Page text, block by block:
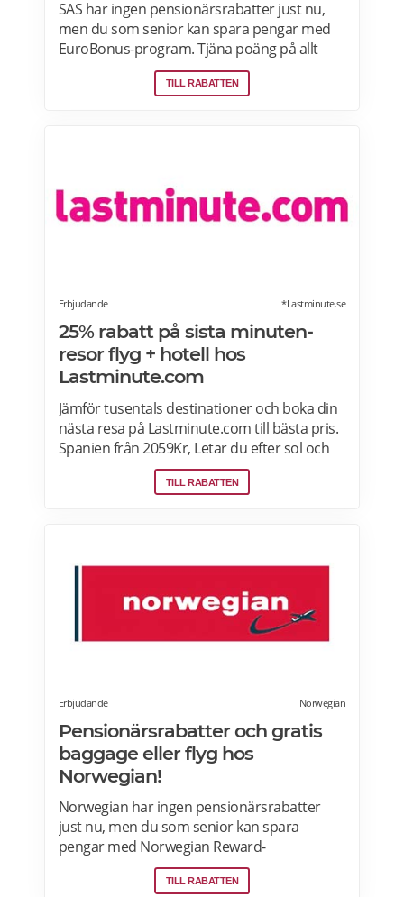
SAS har ingen pensionärsrabatter just nu,
men du som senior kan spara pengar med
EuroBonus-program. Tjäna poäng på allt
från flygningar till snabbmat och spendera
dem på nästa resa, uppgraderingar och
här.
TILL RABATTEN
Erbjudande *Lastminute.se
25% rabatt på sista minuten-
resor flyg + hotell hos
Lastminute.com
Jämför tusentals destinationer och boka din
nästa resa på Lastminute.com till bästa pris.
Spanien från 2059Kr, Letar du efter sol och
hav? Boka flyg + hotell på Lastminute.com
och koppla av i sanden. Läs mer om aktuella
TILL RABATTEN
Erbjudande Norwegian
Pensionärsrabatter och gratis
baggage eller flyg hos
Norwegian!
Norwegian har ingen pensionärsrabatter
just nu, men du som senior kan spara
pengar med Norwegian Reward-
lojalitetsprogram. Tjäna Spenn och använd
dem för att få ännu billigare eller helt gratis
TILL RABATTEN